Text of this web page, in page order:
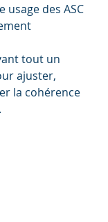
usage des ASC
tout un
ajuster,
la cohérence